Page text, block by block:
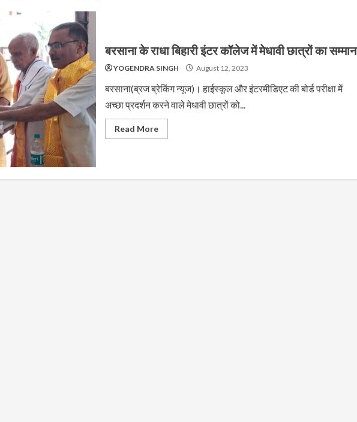
बरसाना के राधा बिहारी इंटर कॉलेज में मेधावी छात्रों का सम्मान
YOGENDRA SINGH August 12, 2023
बरसाना(ब्रज ब्रेकिंग न्यूज)। हाईस्कूल और इंटरमीडिएट की बोर्ड परीक्षा में
अच्छा प्रदर्शन करने वाले मेधावी छात्रों को...
Read More